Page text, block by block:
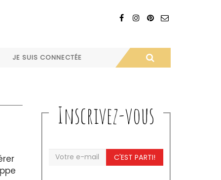
JE SUIS CONNECTÉE
Inscrivez-vous
C'EST PARTI!